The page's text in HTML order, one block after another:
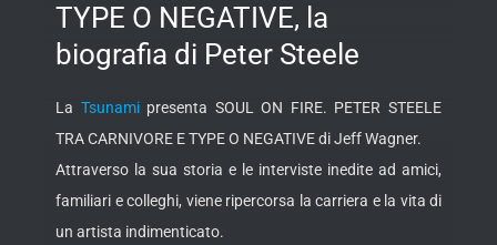
TYPE O NEGATIVE, la
biografia di Peter Steele
La Tsunamipresenta SOUL ON FIRE. PETER STEELE
TRA CARNIVORE E TYPE O NEGATIVE di Jeff Wagner.
Attraverso la sua storia e le interviste inedite ad amici,
familiari e colleghi, viene ripercorsa la carriera e la vita di
un artista indimenticato.